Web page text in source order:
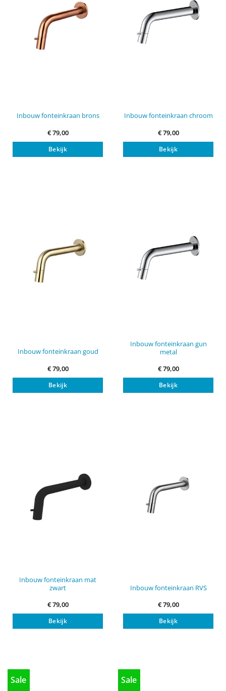
Inbouw fonteinkraan brons
€79,00
Bekijk
Inbouw fonteinkraan chroom
€79,00
Bekijk
Inbouw fonteinkraan goud
€79,00
Bekijk
Inbouw fonteinkraan gun
metal
€79,00
Bekijk
Inbouw fonteinkraan mat
zwart
€79,00
Bekijk
Inbouw fonteinkraan RVS
€79,00
Bekijk
Sale Sale